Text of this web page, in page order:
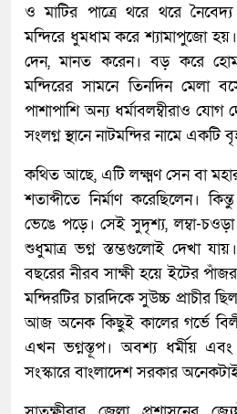
ও মাটির পাত্রে থরে থরে
মন্দিরে ধুমধাম করে শ্যামাপুজো
দেন, মানত করেন। বড় করে
মন্দিরের সামনে তিনদিন মেলা
পাশাপাশি অন্য ধর্মাবলম্বীরাও
সংলগ্ন স্থানে নাটমন্দির নামে একটি
কথিত আছে, এটি লক্ষ্মণ সেন বা
শতাব্দীতে নির্মাণ করেছিলেন।
ভেঙে পড়ে। সেই সুদৃশ্য, লম্বা-
শুধুমাত্র ভগ্ন স্তম্ভগুলোই দেখা
বছরের নীরব সাক্ষী হয়ে ইটের
মন্দিরটির চারদিকে সুউচ্চ প্রাচীর
আজ অনেক কিছুই কালের গর্ভে
এখন ভগ্নস্তূপ। অবশ্য ধর্মীয় এবং
সংস্কারে বাংলাদেশ সরকার